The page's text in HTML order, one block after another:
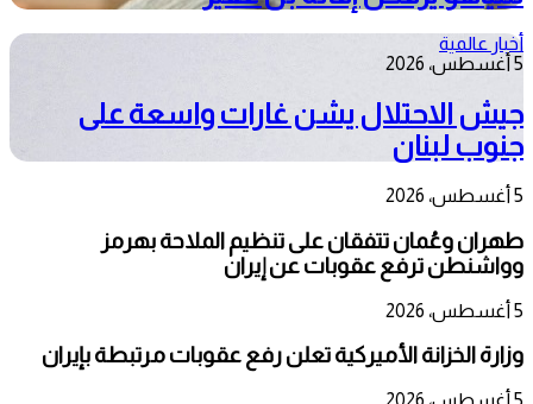
أخبار عالمية
5 أغسطس، 2026
جيش الاحتلال يشن غارات واسعة على
جنوب لبنان
5 أغسطس، 2026
طهران وعُمان تتفقان على تنظيم الملاحة بهرمز
وواشنطن ترفع عقوبات عن إيران
5 أغسطس، 2026
وزارة الخزانة الأميركية تعلن رفع عقوبات مرتبطة بإيران
5 أغسطس، 2026